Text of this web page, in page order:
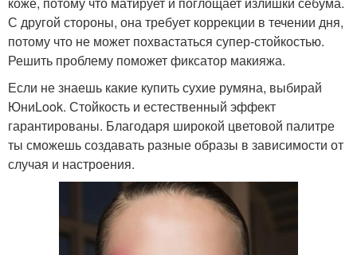
С другой стороны, она требует коррекции в течении дня,
потому что не может похвастаться супер-стойкостью.
Решить проблему поможет фиксатор макияжа.
Если не знаешь какие купить сухие румяна, выбирай
ЮниLook. Стойкость и естественный эффект
гарантированы. Благодаря широкой цветовой палитре
ты сможешь создавать разные образы в зависимости от
случая и настроения.